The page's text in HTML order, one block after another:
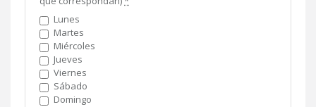
Lunes
Martes
Miércoles
Jueves
Viernes
Sábado
Domingo